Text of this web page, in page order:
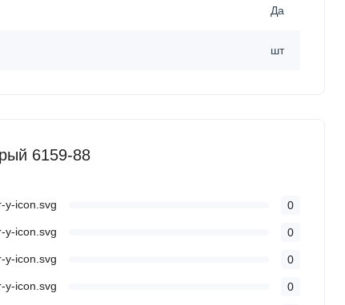
Да
шт
6159-88
0
0
0
0